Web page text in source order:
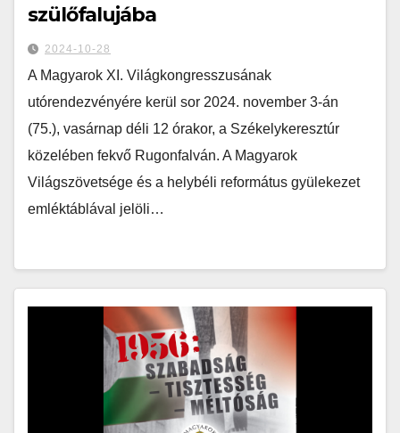
szülőfalujába
2024-10-28
A Magyarok XI. Világkongresszusának
utórendezvényére kerül sor 2024. november 3-án
(75.), vasárnap déli 12 órakor, a Székelykeresztúr
közelében fekvő Rugonfalván. A Magyarok
Világszövetsége és a helybéli református gyülekezet
emléktáblával jelöli…